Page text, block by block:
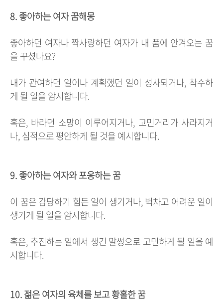
8. 좋아하는 여자 꿈해몽
좋아하던 여자나 짝사랑하던 여자가 내 품에 안겨오는 꿈
을 꾸셨나요?
내가 관여하던 일이나 계획했던 일이 성사되거나, 착수하
게 될 일을 암시합니다.
혹은, 바라던 소망이 이루어지거나, 고민거리가 사라지거
나, 심적으로 평안하게 될 것을 예시합니다.
9. 좋아하는 여자와 포옹하는 꿈
이 꿈은 감당하기 힘든 일이 생기거나, 벅차고 어려운 일이
생기게 될 일을 암시합니다.
혹은, 추진하는 일에서 생긴 말썽으로 고민하게 될 일을 예
시합니다.
10. 젊은 여자의 육체를 보고 황홀한 꿈